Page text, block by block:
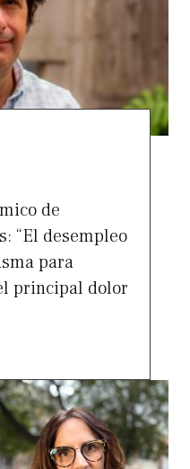
de
“El desempleo
para
principal dolor